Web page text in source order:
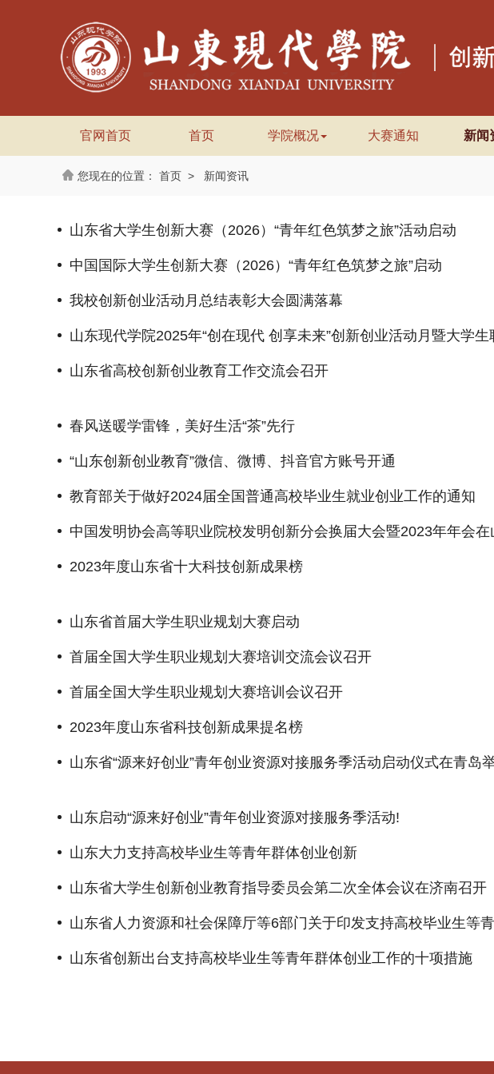
官网首页 首页 学院概况 大赛通知 新闻
首页 > 新闻资讯
山东省大学生创新大赛（2026）“青年红色筑梦之旅”活动启动
中国国际大学生创新大赛（2026）“青年红色筑梦之旅”启动
我校创新创业活动月总结表彰大会圆满落幕
山东现代学院2025年“创在现代 创享未来”创新创业活动月暨大学
山东省高校创新创业教育工作交流会召开
春风送暖学雷锋，美好生活“茶”先行
“山东创新创业教育”微信、微博、抖音官方账号开通
教育部关于做好2024届全国普通高校毕业生就业创业工作的通知
中国发明协会高等职业院校发明创新分会换届大会暨2023年年会
2023年度山东省十大科技创新成果榜
山东省首届大学生职业规划大赛启动
首届全国大学生职业规划大赛培训交流会议召开
首届全国大学生职业规划大赛培训会议召开
2023年度山东省科技创新成果提名榜
山东省“源来好创业”青年创业资源对接服务季活动启动仪式在青岛
山东启动“源来好创业”青年创业资源对接服务季活动!
山东大力支持高校毕业生等青年群体创业创新
山东省大学生创新创业教育指导委员会第二次全体会议在济南召开
山东省人力资源和社会保障厅等6部门关于印发支持高校毕业生等
山东省创新出台支持高校毕业生等青年群体创业工作的十项措施